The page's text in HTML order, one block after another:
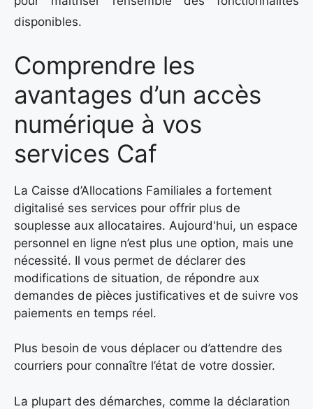
disponibles.
Comprendre les
avantages d’un accès
numérique à vos
services Caf
La Caisse d’Allocations Familiales a fortement
digitalisé ses services pour offrir plus de
souplesse aux allocataires. Aujourd'hui, un espace
personnel en ligne n’est plus une option, mais une
nécessité. Il vous permet de déclarer des
modifications de situation, de répondre aux
demandes de pièces justificatives et de suivre vos
paiements en temps réel.
Plus besoin de vous déplacer ou d’attendre des
courriers pour connaître l’état de votre dossier.
La plupart des démarches, comme la déclaration